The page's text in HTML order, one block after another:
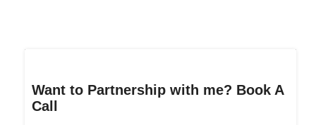
Want to Partnership with me? Book A
Call